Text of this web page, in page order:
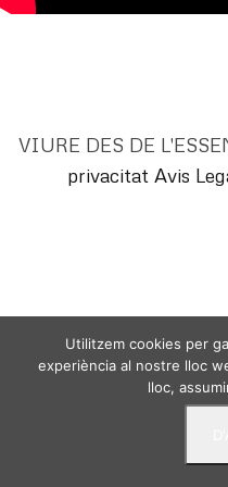
VIURE DES DE
privacitat Avis
Utilitzem cookies per
experiència al nostre lloc
lloc,